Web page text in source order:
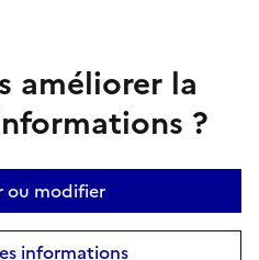
améliorer la
?
ou modifier
informations